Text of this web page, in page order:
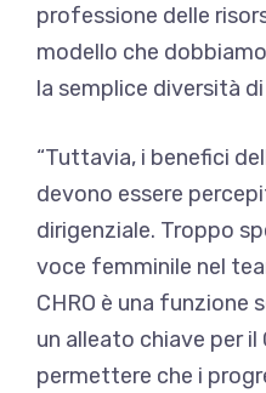
professione delle
modello che
la semplice diversità
“Tuttavia, i benefici
devono essere
dirigenziale. Troppo
voce femminile nel
CHRO è una funzione
un alleato chiave per il
permettere che i